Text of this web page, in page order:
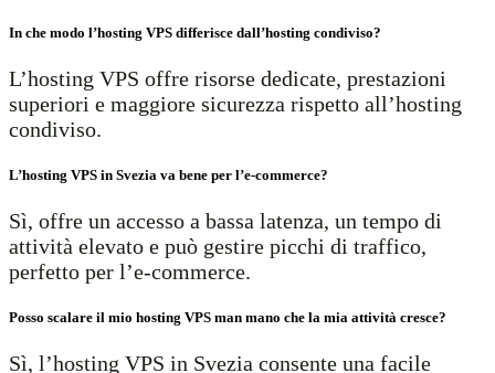
In che modo l’hosting VPS differisce dall’hosting condiviso?
L’hosting VPS offre risorse dedicate, prestazioni
superiori e maggiore sicurezza rispetto all’hosting
condiviso.
L’hosting VPS in Svezia va bene per l’e-commerce?
Sì, offre un accesso a bassa latenza, un tempo di
attività elevato e può gestire picchi di traffico,
perfetto per l’e-commerce.
Posso scalare il mio hosting VPS man mano che la mia attività cresce?
Sì, l’hosting VPS in Svezia consente una facile